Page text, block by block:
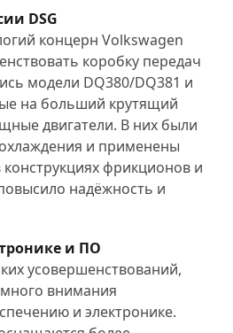
DSG
концерн Volkswagen
коробку передач
модели DQ380/DQ381 и
на больший крутящий
двигатели. В них были
и применены
фрикционов и
надёжность и
и ПО
усовершенствований,
внимания
и электронике.